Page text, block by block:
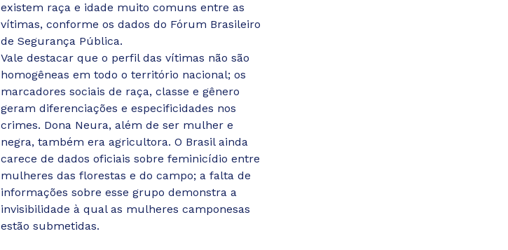
existem raça e idade muito comuns entre as
vítimas, conforme os dados do Fórum Brasileiro
de Segurança Pública.
Vale destacar que o perfil das vítimas não são
homogêneas em todo o território nacional; os
marcadores sociais de raça, classe e gênero
geram diferenciações e especificidades nos
crimes. Dona Neura, além de ser mulher e
negra, também era agricultora. O Brasil ainda
carece de dados oficiais sobre feminicídio entre
mulheres das florestas e do campo; a falta de
informações sobre esse grupo demonstra a
invisibilidade à qual as mulheres camponesas
estão submetidas.